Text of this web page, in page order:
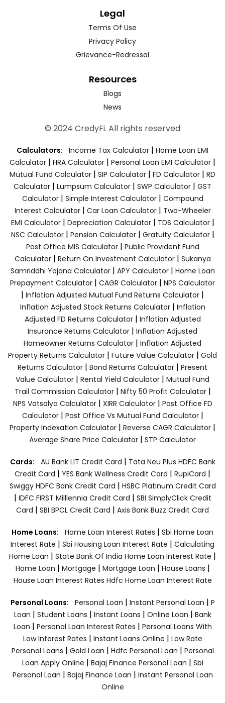
Legal
Terms Of Use
Privacy Policy
Grievance-Redressal
Resources
Blogs
News
© 2024 CredyFi. All rights reserved
Calculators: Income Tax Calculator | Home Loan EMI
Calculator | HRA Calculator | Personal Loan EMI Calculator |
Mutual Fund Calculator | SIP Calculator | FD Calculator | RD
Calculator | Lumpsum Calculator | SWP Calculator | GST
Calculator| Simple Interest Calculator| Compound
Interest Calculator| Car Loan Calculator| Two-Wheeler
EMI Calculator| Depreciation Calculator| TDS Calculator|
NSC Calculator| Pension Calculator| Gratuity Calculator|
Post Office MIS Calculator| Public Provident Fund
Calculator| Return On Investment Calculator| Sukanya
Samriddhi Yojana Calculator| APY Calculator| Home Loan
Prepayment Calculator | CAGR Calculator | NPS Calculator
| Inflation Adjusted Mutual Fund Returns Calculator |
Inflation Adjusted Stock Returns Calculator| Inflation
Adjusted FD Returns Calculator| Inflation Adjusted
Insurance Returns Calculator | Inflation Adjusted
Homeowner Returns Calculator | Inflation Adjusted
Property Returns Calculator | Future Value Calculator | Gold
Returns Calculator | Bond Returns Calculator | Present
Value Calculator | Rental Yield Calculator | Mutual Fund
Trail Commission Calculator| Nifty 50 Profit Calculator|
NPS Vatsalya Calculator| XIRR Calculator| Post Office FD
Calculator| Post Office Vs Mutual Fund Calculator|
Property Indexation Calculator | Reverse CAGR Calculator |
Average Share Price Calculator | STP Calculator
Cards: AU Bank LIT Credit Card | Tata Neu Plus HDFC Bank
Credit Card | YES Bank Wellness Credit Card | RupiCard |
Swiggy HDFC Bank Credit Card | HSBC Platinum Credit Card
| IDFC FIRST Milllennia Credit Card | SBI SimplyClick Credit
Card | SBI BPCL Credit Card | Axis Bank Buzz Credit Card
Home Loans: Home Loan Interest Rates | Sbi Home Loan
Interest Rate | Sbi Housing Loan Interest Rate | Calculating
Home Loan | State Bank Of India Home Loan Interest Rate |
Home Loan | Mortgage | Mortgage Loan | House Loans |
House Loan Interest Rates Hdfc Home Loan Interest Rate
Personal Loans: Personal Loan | Instant Personal Loan | P
Loan | Student Loans | Instant Loans | Online Loan | Bank
Loan | Personal Loan Interest Rates | Personal Loans With
Low Interest Rates | Instant Loans Online | Low Rate
Personal Loans | Gold Loan | Hdfc Personal Loan | Personal
Loan Apply Online | Bajaj Finance Personal Loan | Sbi
Personal Loan | Bajaj Finance Loan | Instant Personal Loan
Online